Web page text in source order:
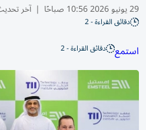
29 يونيو 2026 10:56 صباحًا | آخر
دقائق القراءة - 2
استمع دقائق القراءة - 2